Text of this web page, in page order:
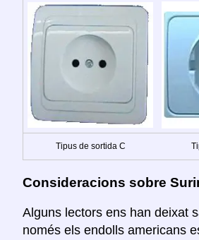
Tipus de sortida C
Consideracions sobre
Alguns lectors ens han deixat
només els endolls americans